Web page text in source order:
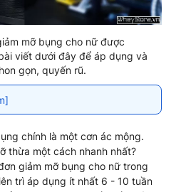
mỡ bụng cho nữ được
viết dưới đây để áp dụng và
gọn, quyến rũ.
chính là một cơn ác mộng.
thừa một cách nhanh nhất?
giảm mỡ bụng cho nữ trong
trì áp dụng ít nhất 6 - 10 tuần